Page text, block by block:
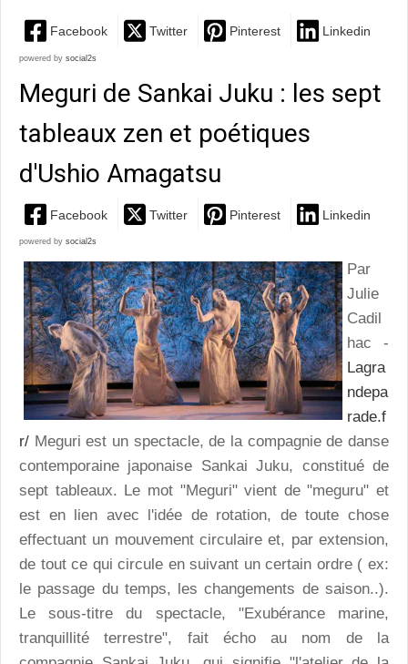
Facebook Twitter Pinterest Linkedin
powered by social2s
Meguri de Sankai Juku : les sept
tableaux zen et poétiques
d'Ushio Amagatsu
Facebook Twitter Pinterest Linkedin
powered by social2s
Par
Julie
Cadil
hac -
Lagra
ndepa
rade.f
r/ Meguri est un spectacle, de la compagnie de danse
contemporaine japonaise Sankai Juku, constitué de
sept tableaux. Le mot "Meguri" vient de "meguru" et
est en lien avec l'idée de rotation, de toute chose
effectuant un mouvement circulaire et, par extension,
de tout ce qui circule en suivant un certain ordre ( ex:
le passage du temps, les changements de saison..).
Le sous-titre du spectacle, "Exubérance marine,
tranquillité terrestre", fait écho au nom de la